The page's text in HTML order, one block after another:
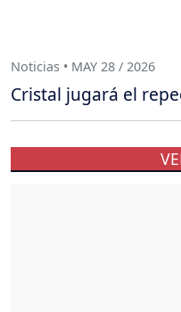
Noticias • MAY 28 / 2026
Cristal jugará el